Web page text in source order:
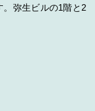
。弥生ビルの1階と2